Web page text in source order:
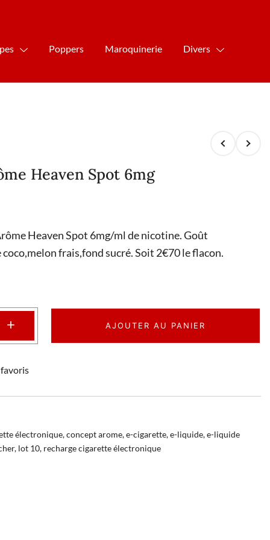
Poppers Maroquinerie Divers
Heaven Spot 6mg
Heaven Spot 6mg/ml de nicotine. Goût
frais,fond sucré. Soit 2€70 le flacon.
+ AJOUTER AU PANIER
électronique,concept arome,e-cigarette,e-liquide,e-liquide
, lot 10, recharge cigarette électronique